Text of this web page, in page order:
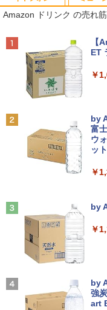
1
1
S
1
2
1
[
￥
ラ
￥
レ
軽
る
￥
￥
￥
Amazon ドリンク の売れ
【
ET
￥
by
富
ウ
ッ
￥
by
￥
by
強
art